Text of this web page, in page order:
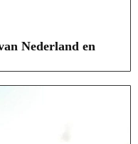
Nederland en